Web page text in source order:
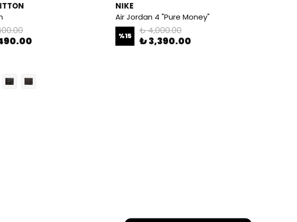
NIKE
Air Jordan 4 "Pure Money"
%15 ₺ 4,000.00
₺ 3,390.00